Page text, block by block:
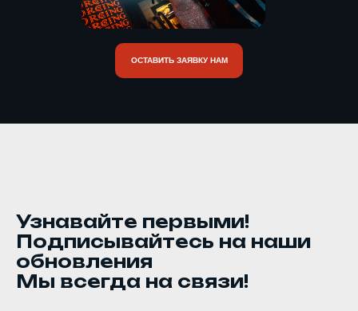
ОСТАВИТЬ ЗАЯВКУ НАМ
Узнавайте первыми!
Подписывайтесь на наши
обновления
Мы всегда на связи!